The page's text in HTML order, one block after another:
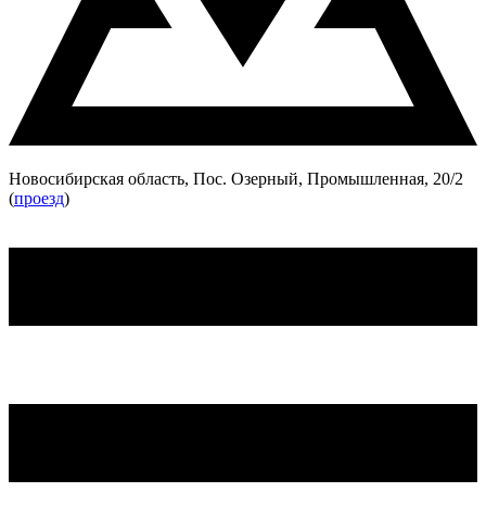
Новосибирская область, Пос. Озерный, Промышленная, 20/2
(проезд)